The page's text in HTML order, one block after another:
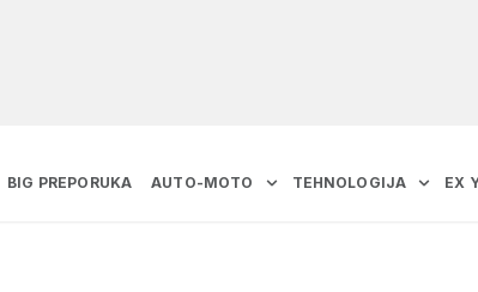
BIG PREPORUKA AUTO-MOTO TEHNOLOGIJA EX